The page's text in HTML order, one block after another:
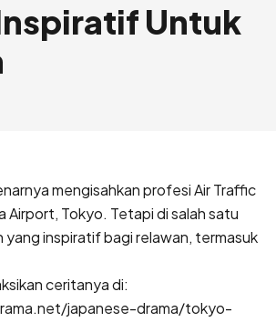
Untuk
mengisahkan profesi Air Traffic
Airport, Tokyo. Tetapi di salah satu
yang inspiratif bagi relawan, termasuk
ceritanya di:
japanese-drama/tokyo-